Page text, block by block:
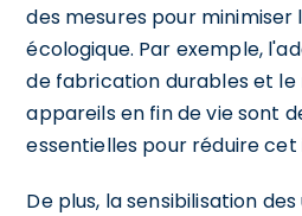
des mesures pour
écologique. Par exemple,
de fabrication durables et
appareils en fin de vie sont
essentielles pour réduire
De plus, la sensibilisation